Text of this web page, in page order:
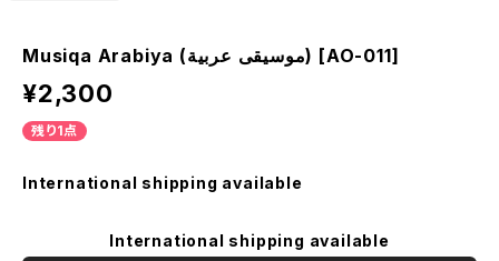
Musiqa Arabiya (موسيقى عربية) [AO-011]
¥2,300
残り1点
International shipping available
International shipping available